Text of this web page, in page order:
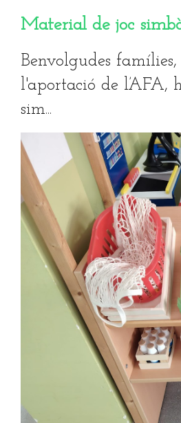
Material de joc
Benvolgudes
l'aportació de l’AFA,
sim...